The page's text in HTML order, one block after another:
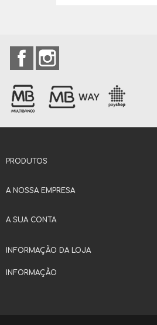
Facebook
PRODUTOS
A NOSSA EMPRESA
A SUA CONTA
INFORMAÇÃO DA LOJA
INFORMAÇÃO